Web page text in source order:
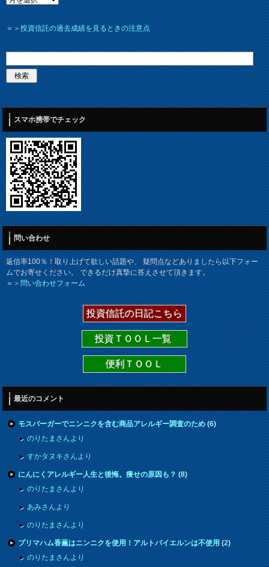
＝＞投資信託の過去成績を見るときの注意点
スマホ携帯でチェック
問い合わせ
返信率100％！取り上げて欲しい話題や、 疑問点などありましたら以下フォー
ムでお寄せください。 できるだけ真摯に答えさせて頂きます。
＝＞問い合わせフォーム
投資信託の日記こちら
投資ＴＯＯＬ一覧
便利ＴＯＯＬ
最近のコメント
モスバーガーでニンニクを含む商品アレルギー調査のため(6)
のりたまさんより
すかタヌキさんより
にんにくアレルギー人生と後悔。痩せの原因も？(8)
のりたまさんより
あみさんより
のりたまさんより
プリマハム香薫はニンニクを使用！アルトバイエルンは不使用(2)
のりたまさんより